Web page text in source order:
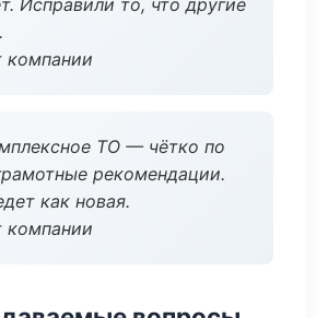
Исправили то, что другие
компании
ТО — чётко по
рекомендации.
как новая.
компании